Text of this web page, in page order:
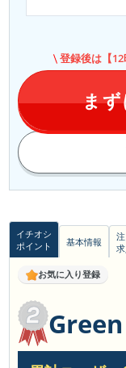
登録後は【
ま
イチオシ
ポイント
基本情報
お気に入り登録
Green